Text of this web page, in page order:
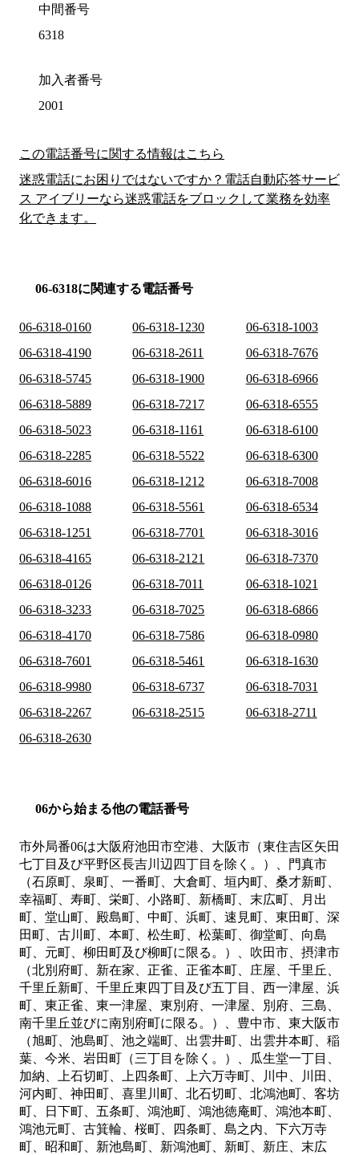
中間番号
6318
加入者番号
2001
この電話番号に関する情報はこちら
迷惑電話にお困りではないですか？電話自動応答サービ
ス アイブリーなら迷惑電話をブロックして業務を効率
化できます。
06-6318に関連する電話番号
06-6318-0160 06-6318-1230
06-6318-1003
06-6318-4190
06-6318-2611
06-6318-7676
06-6318-5745
06-6318-1900
06-6318-6966
06-6318-5889
06-6318-7217
06-6318-6555
06-6318-5023
06-6318-1161
06-6318-6100
06-6318-2285
06-6318-5522
06-6318-6300
06-6318-6016
06-6318-1212
06-6318-7008
06-6318-1088
06-6318-5561
06-6318-6534
06-6318-1251
06-6318-7701
06-6318-3016
06-6318-4165
06-6318-2121
06-6318-7370
06-6318-0126
06-6318-7011
06-6318-1021
06-6318-3233
06-6318-7025
06-6318-6866
06-6318-4170
06-6318-7586
06-6318-0980
06-6318-7601
06-6318-5461
06-6318-1630
06-6318-9980
06-6318-6737
06-6318-7031
06-6318-2267
06-6318-2515
06-6318-2711
06-6318-2630
06から始まる他の電話番号
市外局番06は大阪府池田市空港、大阪市（東住吉区矢田
七丁目及び平野区長吉川辺四丁目を除く。）、門真市
（石原町、泉町、一番町、大倉町、垣内町、桑才新町、
幸福町、寿町、栄町、小路町、新橋町、末広町、月出
町、堂山町、殿島町、中町、浜町、速見町、東田町、深
田町、古川町、本町、松生町、松葉町、御堂町、向島
町、元町、柳田町及び柳町に限る。）、吹田市、摂津市
（北別府町、新在家、正雀、正雀本町、庄屋、千里丘、
千里丘新町、千里丘東四丁目及び五丁目、西一津屋、浜
町、東正雀、東一津屋、東別府、一津屋、別府、三島、
南千里丘並びに南別府町に限る。）、豊中市、東大阪市
（旭町、池島町、池之端町、出雲井町、出雲井本町、稲
葉、今米、岩田町（三丁目を除く。）、瓜生堂一丁目、
加納、上石切町、上四条町、上六万寺町、川中、川田、
河内町、神田町、喜里川町、北石切町、北鴻池町、客坊
町、日下町、五条町、鴻池町、鴻池徳庵町、鴻池本町、
鴻池元町、古箕輪、桜町、四条町、島之内、下六万寺
町、昭和町、新池島町、新鴻池町、新町、新庄、末広